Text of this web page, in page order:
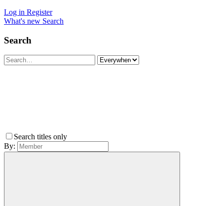
Log in Register
What's new Search
Search
Search titles only
By: